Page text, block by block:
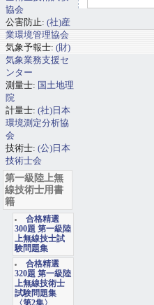
協会
公害防止: (社)産
業環境管理協会
気象予報士: (財)
気象業務支援セ
ンター
測量士: 国土地理
院
計量士: (社)日本
環境測定分析協
会
技術士: (公)日本
技術士会
第一級陸上無
線技術士用書
籍
合格精選
300題 第一級陸
上無線技士試
験問題集
合格精選
320題 第一級陸
上無線技術士
試験問題集